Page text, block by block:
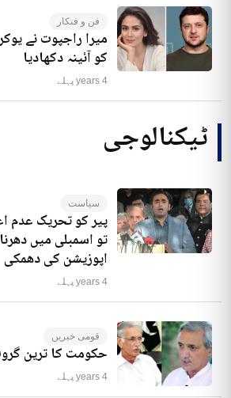
فن و فنکار
میرا راجپوت نے
کو آئینہ دکھادیا
4 years پہلے
ٹیکنالوجی
سیاست
پیر کو تحریک عدم
تو اسمبلی میں
اپوزیشن کی دھمکی
4 years پہلے
قومی خبریں
حکومت کا ترین
4 years پہلے